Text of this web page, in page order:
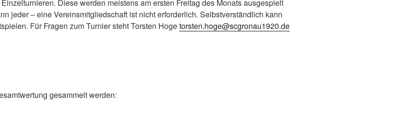
Diese werden meistens am ersten Freitag des Monats ausgespielt
jeder – eine Vereinsmitgliedschaft ist nicht erforderlich. Selbstverständlich kann
Für Fragen zum Turnier steht Torsten Hogetorsten.hoge@scgronau1920.de
gesammelt werden: